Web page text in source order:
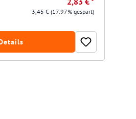
3,45 €(17.97% gespart)